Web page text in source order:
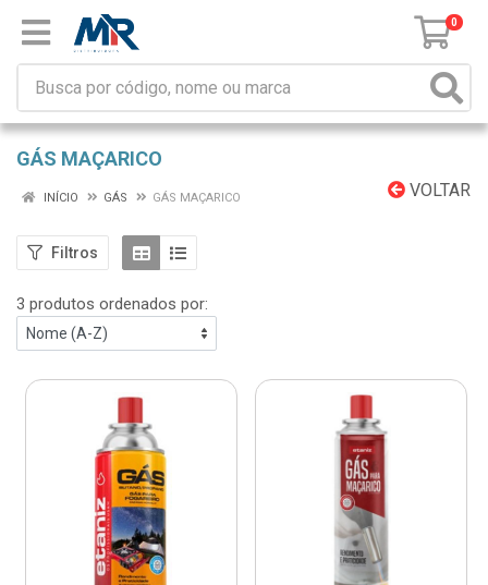
0
GÁS MAÇARICO
VOLTAR
INÍCIO GÁS GÁS MAÇARICO
Filtros
3 produtos ordenados por: